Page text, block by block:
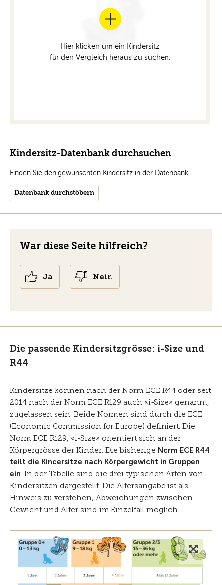
War diese Seite hilfreich?
Ja Nein
Die passende Kindersitzgrösse: i-Size und
R44
Kindersitze können nach der Norm ECE R44 oder seit
2014 nach der Norm ECE R129 auch «i-Size» genannt,
zugelassen sein. Beide Normen sind durch die ECE
(Economic Commission for Europe) definiert. Die
Norm ECE R129, «i-Size» orientiert sich an der
Körpergrösse der Kinder. Die bisherige Norm ECE R44
teilt die Kindersitze nach Körpergewicht in Gruppen
ein. In der Tabelle sind die drei typischen Arten von
Kindersitzen dargestellt. Die Altersangabe ist als
Hinweis zu verstehen, Abweichungen zwischen
Gewicht und Alter sind im Einzelfall möglich.